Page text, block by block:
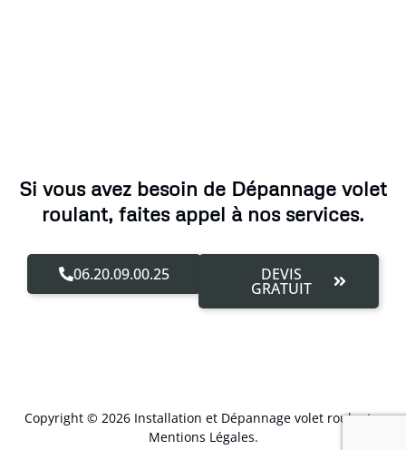
Si vous avez besoin de Dépannage volet
roulant, faites appel à nos services.
06.20.09.00.25 DEVIS
GRATUIT
Copyright © 2026 Installation et Dépannage volet roulant –
Mentions Légales.